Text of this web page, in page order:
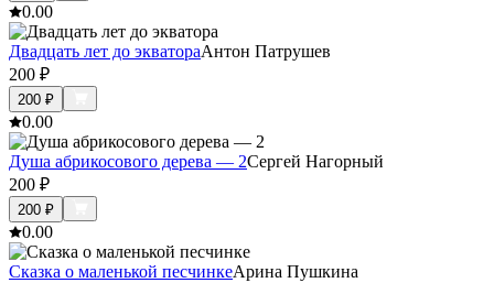
0.00
Двадцать лет до экватораАнтон Патрушев
200 ₽
200 ₽
0.00
Душа абрикосового дерева — 2Сергей Нагорный
200 ₽
200 ₽
0.00
Сказка о маленькой песчинкеАрина Пушкина